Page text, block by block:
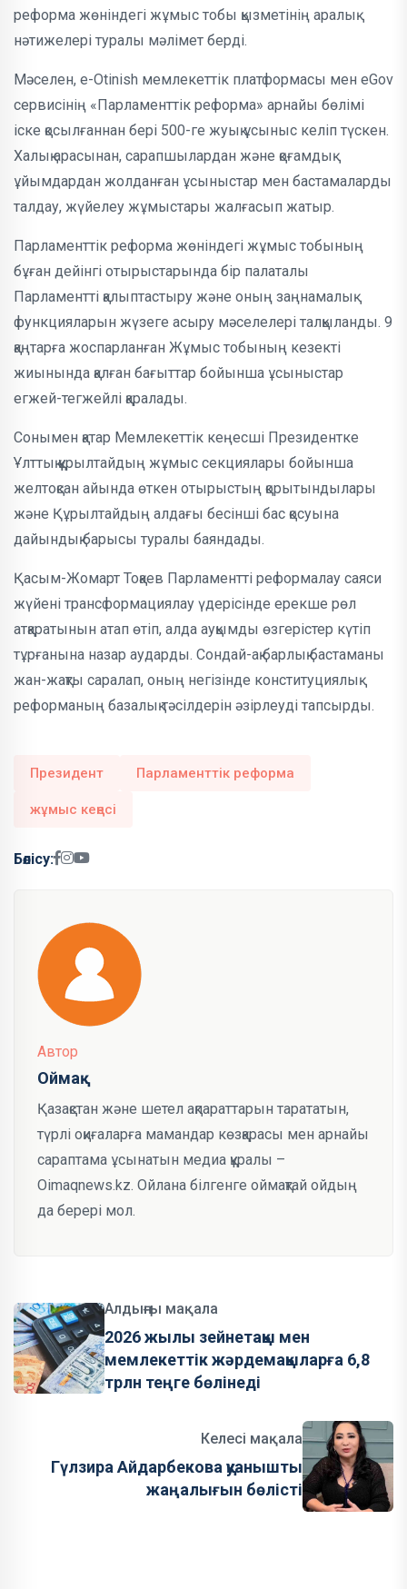
реформа жөніндегі жұмыс тобы қызметінің аралық
нәтижелері туралы мәлімет берді.
Мәселен, e-Otinish мемлекеттік платформасы мен eGov
сервисінің «Парламенттік реформа» арнайы бөлімі
іске қосылғаннан бері 500-ге жуық ұсыныс келіп түскен.
Халық арасынан, сарапшылардан және қоғамдық
ұйымдардан жолданған ұсыныстар мен бастамаларды
талдау, жүйелеу жұмыстары жалғасып жатыр.
Парламенттік реформа жөніндегі жұмыс тобының
бұған дейінгі отырыстарында бір палаталы
Парламентті қалыптастыру және оның заңнамалық
функцияларын жүзеге асыру мәселелері талқыланды. 9
қаңтарға жоспарланған Жұмыс тобының кезекті
жиынында қалған бағыттар бойынша ұсыныстар
егжей-тегжейлі қаралады.
Сонымен қатар Мемлекеттік кеңесші Президентке
Ұлттық құрылтайдың жұмыс секциялары бойынша
желтоқсан айында өткен отырыстың қорытындылары
және Құрылтайдың алдағы бесінші бас қосуына
дайындық барысы туралы баяндады.
Қасым-Жомарт Тоқаев Парламентті реформалау саяси
жүйені трансформациялау үдерісінде ерекше рөл
атқаратынын атап өтіп, алда ауқымды өзгерістер күтіп
тұрғанына назар аударды. Сондай-ақ барлық бастаманы
жан-жақты саралап, оның негізінде конституциялық
реформаның базалық тәсілдерін әзірлеуді тапсырды.
Президент Парламенттік реформа
жұмыс кеңесі
Бөлісу:
Автор
Оймақ
Қазақстан және шетел ақпараттарын тарататын,
түрлі оқиғаларға мамандар көзқарасы мен арнайы
сараптама ұсынатын медиа құралы –
Oimaqnews.kz. Ойлана білгенге оймақтай ойдың
да берері мол.
Алдыңғы мақала
2026 жылы зейнетақы мен
мемлекеттік жәрдемақыларға 6,8
трлн теңге бөлінеді
Келесі мақала
Гүлзира Айдарбекова қуанышты
жаңалығын бөлісті